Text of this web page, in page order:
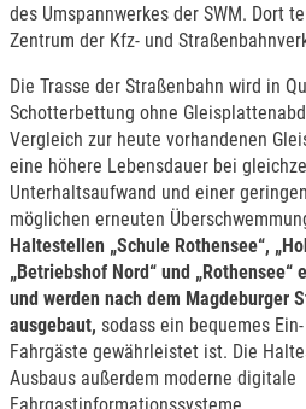
des Umspannwerkes der SWM. Dort
Zentrum der Kfz- und
Die Trasse der Straßenbahn wird in
Schotterbettung ohne
Vergleich zur heute vorhandenen
eine höhere Lebensdauer bei
Unterhaltsaufwand und einer
möglichen erneuten
Haltestellen „Schule Rothensee“,
„Betriebshof Nord“ und
und werden nach dem Magdeburger
ausgebaut, sodass ein bequemes
Fahrgäste gewährleistet ist. Die
Ausbaus außerdem moderne digitale